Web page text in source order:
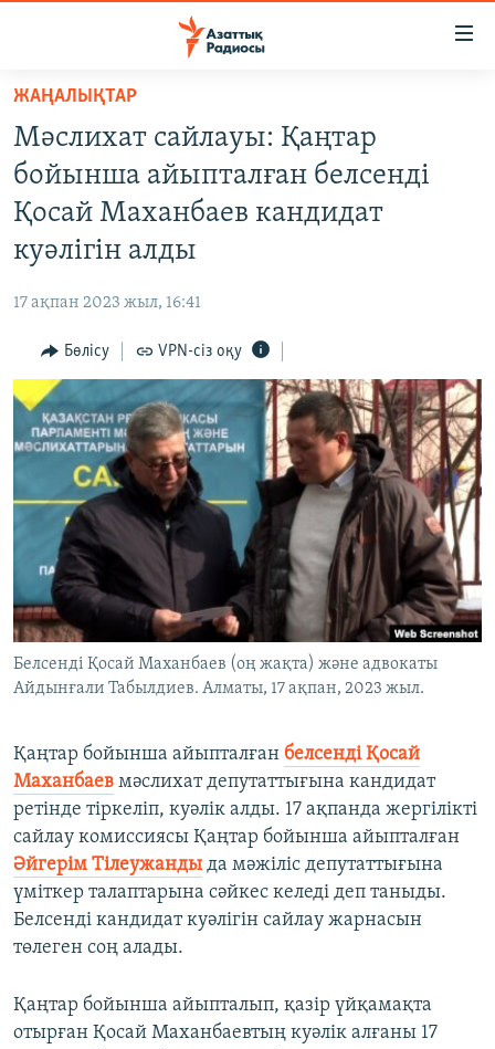
Skip
main
content
Skip
to
main
Skip
Search
САЯСАТ
AZATTYQTV
ҚАҢТАР ОҚИҒАСЫ
ӘЛЕУМЕТ
ӘЛЕМ
АРНАЙЫ ЖОБАЛАР
Русский
ЖАЗЫЛЫҢЫЗ
Басқа тілдерде
ЖАҢАЛЫҚТАР
Мәслихат сайлауы: Қаңтар
бойынша айыпталған белсенді
Қосай Маханбаев кандидат
куәлігін алды
17 ақпан 2023 жыл, 16:41
Бөлісу VPN-сіз оқу
Белсенді Қосай Маханбаев (оң жақта) және адвокаты
Айдынғали Табылдиев. Алматы, 17 ақпан, 2023 жыл.
Қаңтар бойынша айыпталған белсенді Қосай
Маханбаев мәслихат депутаттығына кандидат
ретінде тіркеліп, куәлік алды. 17 ақпанда жергілікті
сайлау комиссиясы Қаңтар бойынша айыпталған
Әйгерім Тілеужанды да мәжіліс депутаттығына
үміткер талаптарына сәйкес келеді деп таныды.
Белсенді кандидат куәлігін сайлау жарнасын
төлеген соң алады.
Қаңтар бойынша айыпталып, қазір үйқамақта
отырған Қосай Маханбаевтың куәлік алғаны 17